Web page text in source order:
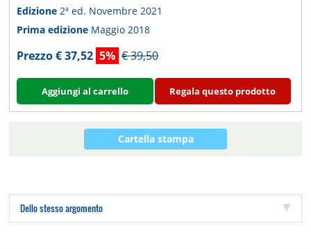
Edizione2ª ed. Novembre 2021
Prima edizione Maggio 2018
Prezzo € 37,52 5% € 39,50
Aggiungi al carrello Regala questo prodotto
Cartella stampa
Dello stesso argomento